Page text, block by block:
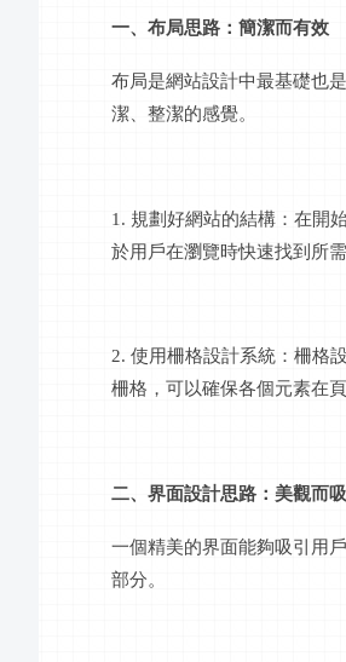
一、布局思路：簡潔而有效
布局是網站設計中最基礎也
潔、整潔的感覺。
1. 規劃好網站的結構：在開
於用戶在瀏覽時快速找到所需
2. 使用柵格設計系統 ： 柵格
柵格，可以確保各個元素在
二、界面設計思路：美觀而
一個精美的界面能夠吸引用
部分。